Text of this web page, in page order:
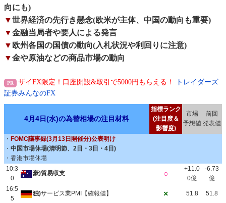
向にも)
▼世界経済の先行き懸念(欧米が主体、中国の動向も重要)
▼金融当局者や要人による発言
▼ 欧州各国の国債の動向(入札状況や利回りに注意)
▼金や原油などの商品市場の動向
ザイFX限定！口座開設&取引で5000円もらえる！
トレイダーズ
証券みんなのFX
4月4日(水)の為替相場の注目材料
指標ランク
(注目度＆
影響度)
市場
予想値
前回
発表値
・ FOMC議事録(3月13日開催分)公表明け
・ 中国市場休場(清明節、2日・3日・4日)
・香港市場休場
10:3
0
豪)貿易収支 ○
+11.0
0億
-6.73
億
16:5
5
独)サービス業PMI【確報値】 × 51.8 51.8